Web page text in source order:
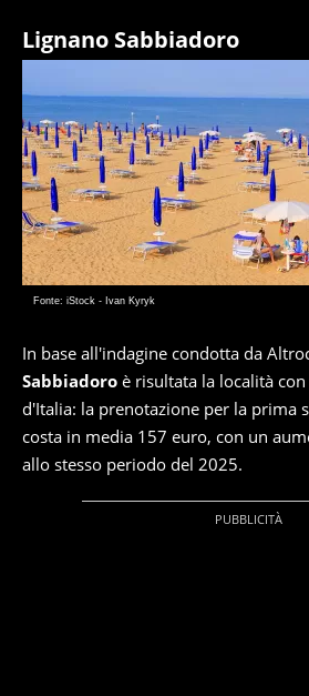
Lignano Sabbiadoro
Fonte: iStock - Ivan Kyryk
In base all'indagine condotta da
Sabbiadoro è risultata la località
d'Italia: la prenotazione per la prima
costa in media 157 euro, con un
allo stesso periodo del 2025.